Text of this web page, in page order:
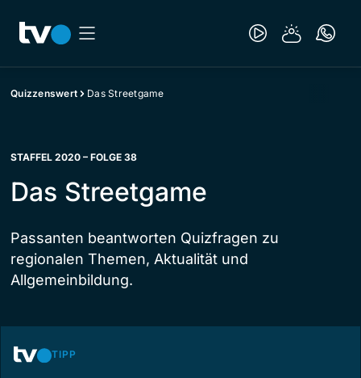
Quizzenswert Das Streetgame
STAFFEL 2020 – FOLGE 38
Das Streetgame
Passanten beantworten Quizfragen zu
regionalen Themen, Aktualität und
Allgemeinbildung.
TIPP